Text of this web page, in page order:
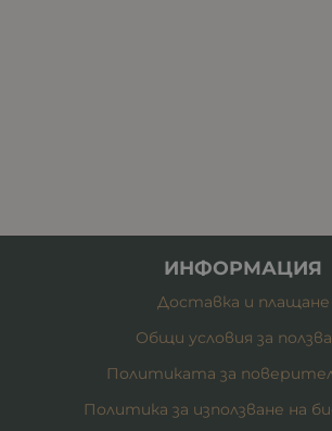
ИНФОРМАЦИЯ
Доставка и плащане
Общи условия за
Политиката за
Политика за използване на